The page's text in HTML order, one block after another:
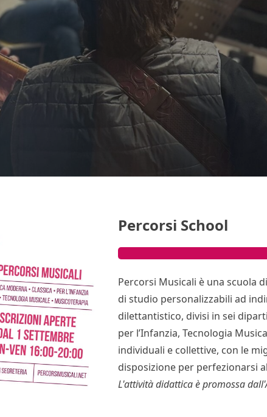
Percorsi School
Percorsi Musicali è una scuola
di studio personalizzabili ad
dilettantistico, divisi in sei
per l’Infanzia, Tecnologia
individuali e collettive, con le
disposizione per perfezionarsi
L'attività didattica è promossa